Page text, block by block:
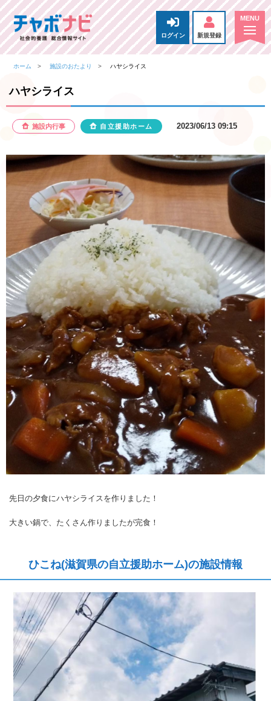
ログイン 新規登録
ホーム 施設のおたより ハヤシライス
ハヤシライス
施設内行事 自立援助ホーム 2023/06/13 09:15
先日の夕食にハヤシライスを作りました！
大きい鍋で、たくさん作りましたが完食！
ひこね(滋賀県の自立援助ホーム)の施設情報